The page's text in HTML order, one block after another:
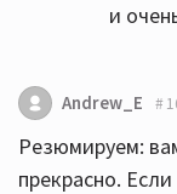
и
Andrew_E
Резюмируем:
прекрасно.